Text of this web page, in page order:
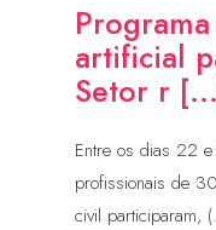
artificial
Setor r
Entre os dias 22
profissionais de
civil participaram,